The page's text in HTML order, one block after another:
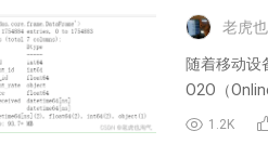
老虎
随着移动设
O2O（
1.2K